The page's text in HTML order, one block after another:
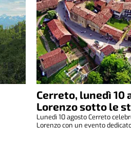
Cerreto, lunedì 10
Lorenzo sotto le
Lunedì 10 agosto Cerreto
Lorenzo con un evento